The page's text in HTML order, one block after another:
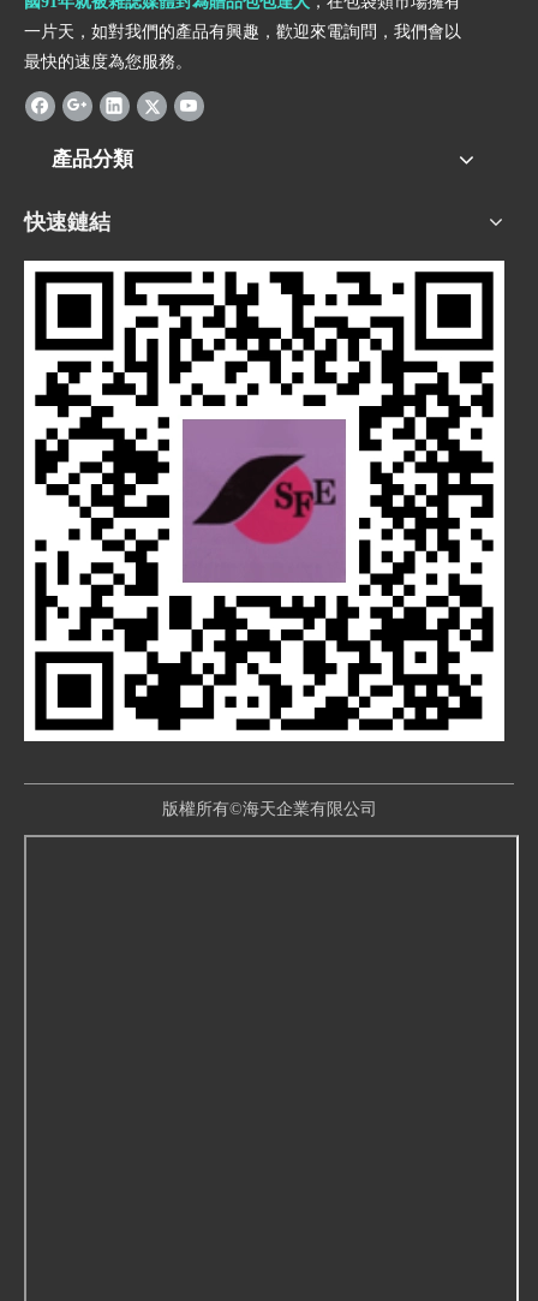
一片天，如對我們的產品有興趣，歡迎來電詢問，我們會以
最快的速度為您服務。
產品分類
快速鏈結
版權所有©海天企業有限公司